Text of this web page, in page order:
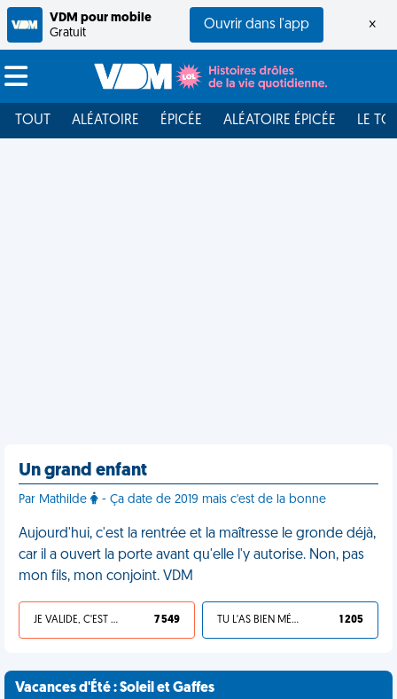
VDM pour mobile
Gratuit
Ouvrir dans l'app ×
TOUT ALÉATOIRE ÉPICÉE ALÉATOIRE ÉPICÉE LE
Un grand enfant
Par Mathilde - Ça date de 2019 mais c'est de la bonne
Aujourd'hui, c'est la rentrée et la maîtresse le gronde déjà,
car il a ouvert la porte avant qu'elle l'y autorise. Non, pas
mon fils, mon conjoint. VDM
JE VALIDE, C'EST UNE VDM 7 549 TU L'AS BIEN MÉRITÉ 1 205
Vacances d'Été : Soleil et Gaffes